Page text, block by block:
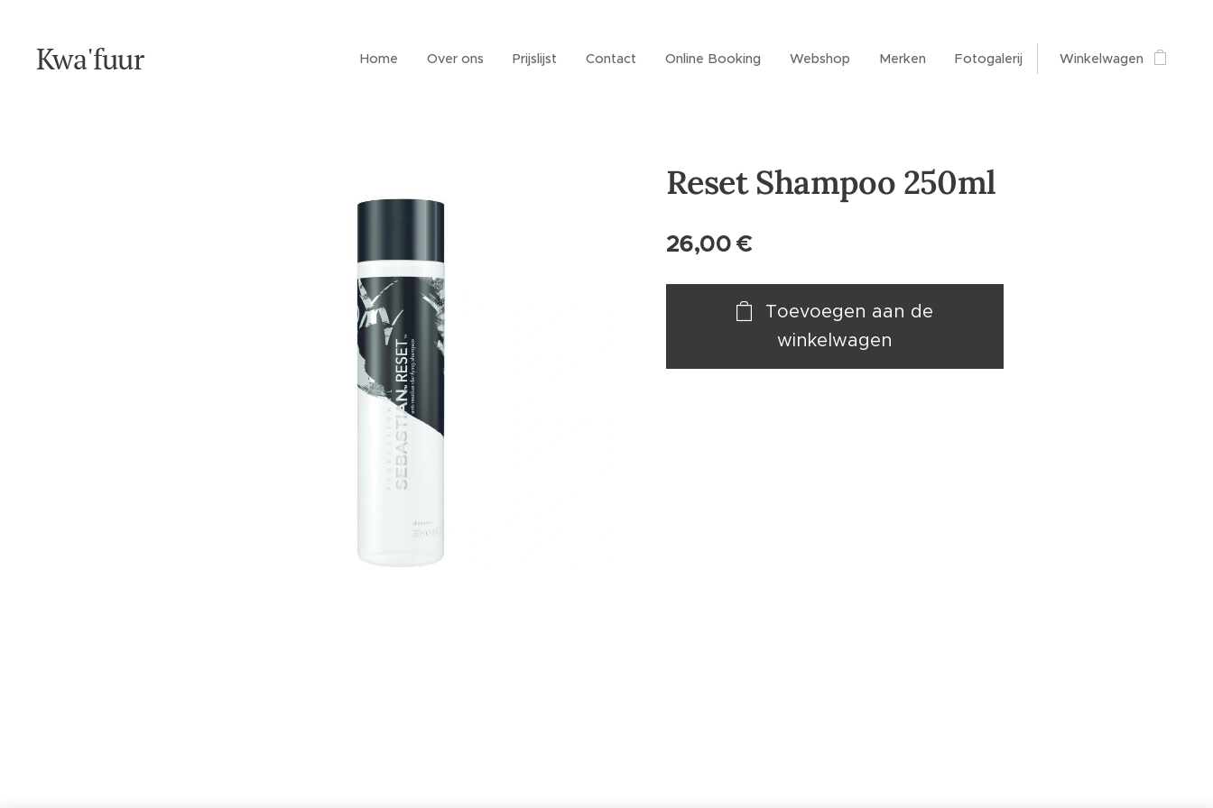
Kwa'fuur Home Over ons Prijslijst Contact Online Booking Webshop Merken Fotogalerij Winkelwagen
Reset Shampoo 250ml
26,00€
Toevoegen aan de
winkelwagen